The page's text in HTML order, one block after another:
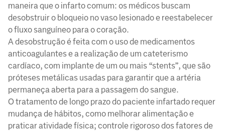
maneira que o infarto comum: os médicos buscam
desobstruir o bloqueio no vaso lesionado e reestabelecer
o fluxo sanguíneo para o coração.
A desobstrução é feita com o uso de medicamentos
anticoagulantes e a realização de um cateterismo
cardíaco, com implante de um ou mais “stents”, que são
próteses metálicas usadas para garantir que a artéria
permaneça aberta para a passagem do sangue.
O tratamento de longo prazo do paciente infartado requer
mudança de hábitos, como melhorar alimentação e
praticar atividade física; controle rigoroso dos fatores de